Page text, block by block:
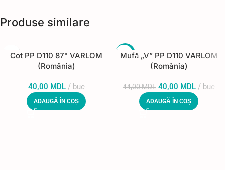
Produse similare
Cot PP D110 87° VARLOM
(România)
40,00 MDL buc
ADAUGĂ ÎN COȘ
-9%
Mufă „V” PP D110 VARLOM
(România)
44,00MDL 40,00 MDL buc
ADAUGĂ ÎN COȘ